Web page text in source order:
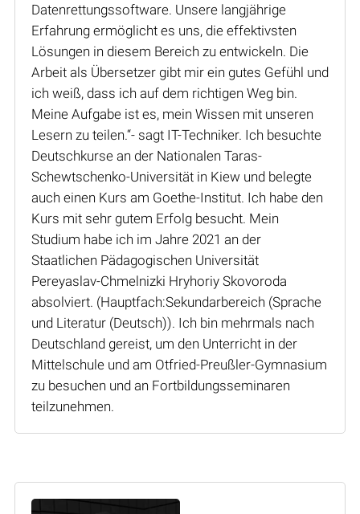
Datenrettungssoftware. Unsere langjährige
Erfahrung ermöglicht es uns, die effektivsten
Lösungen in diesem Bereich zu entwickeln. Die
Arbeit als Übersetzer gibt mir ein gutes Gefühl und
ich weiß, dass ich auf dem richtigen Weg bin.
Meine Aufgabe ist es, mein Wissen mit unseren
Lesern zu teilen.“- sagt IT-Techniker. Ich besuchte
Deutschkurse an der Nationalen Taras-
Schewtschenko-Universität in Kiew und belegte
auch einen Kurs am Goethe-Institut. Ich habe den
Kurs mit sehr gutem Erfolg besucht. Mein
Studium habe ich im Jahre 2021 an der
Staatlichen Pädagogischen Universität
Pereyaslav-Chmelnizki Hryhoriy Skovoroda
absolviert. (Hauptfach:Sekundarbereich (Sprache
und Literatur (Deutsch)). Ich bin mehrmals nach
Deutschland gereist, um den Unterricht in der
Mittelschule und am Otfried-Preußler-Gymnasium
zu besuchen und an Fortbildungsseminaren
teilzunehmen.